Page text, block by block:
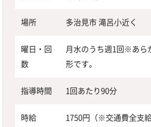
場所 多治見市 滝呂小近く
曜日・回
数
月水のうち週1回※あら
形です。
指導時間 1回あたり90分
時給 1750円（※交通費全支給